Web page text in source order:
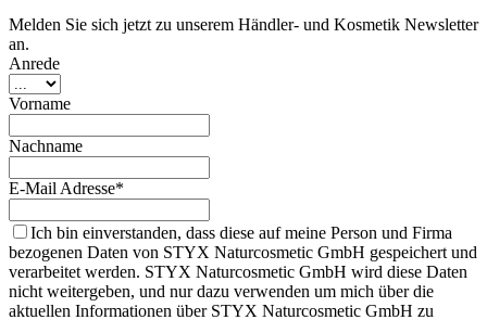
Melden Sie sich jetzt zu unserem Händler- und Kosmetik Newsletter
an.
Anrede
Vorname
Nachname
E-Mail Adresse*
Ich bin einverstanden, dass diese auf meine Person und Firma
bezogenen Daten von STYX Naturcosmetic GmbH gespeichert und
verarbeitet werden. STYX Naturcosmetic GmbH wird diese Daten
nicht weitergeben, und nur dazu verwenden um mich über die
aktuellen Informationen über STYX Naturcosmetic GmbH zu